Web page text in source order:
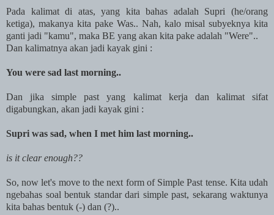
Pada kalimat di atas, yang kita bahas adalah Supri (he/orang
ketiga), makanya kita pake Was.. Nah, kalo misal subyeknya kita
ganti jadi "kamu", maka BE yang akan kita pake adalah "Were"..
Dan kalimatnya akan jadi kayak gini :
You were sad last morning..
Dan jika simple past yang kalimat kerja dan kalimat sifat
digabungkan, akan jadi kayak gini :
Supri was sad, when I met him last morning..
is it clear enough??
So, now let's move to the next form of Simple Past tense. Kita udah
ngebahas soal bentuk standar dari simple past, sekarang waktunya
kita bahas bentuk (-) dan (?)..